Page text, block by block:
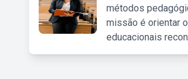
métodos
missão é orientar
educacionais